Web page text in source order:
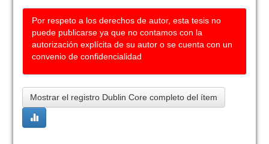
Por respeto a los derechos de autor, esta tesis no
puede publicarse ya que no contamos con la
autorización explícita de su autor o se cuenta con un
convenio de confidencialidad
Mostrar el registro Dublin Core completo del ítem